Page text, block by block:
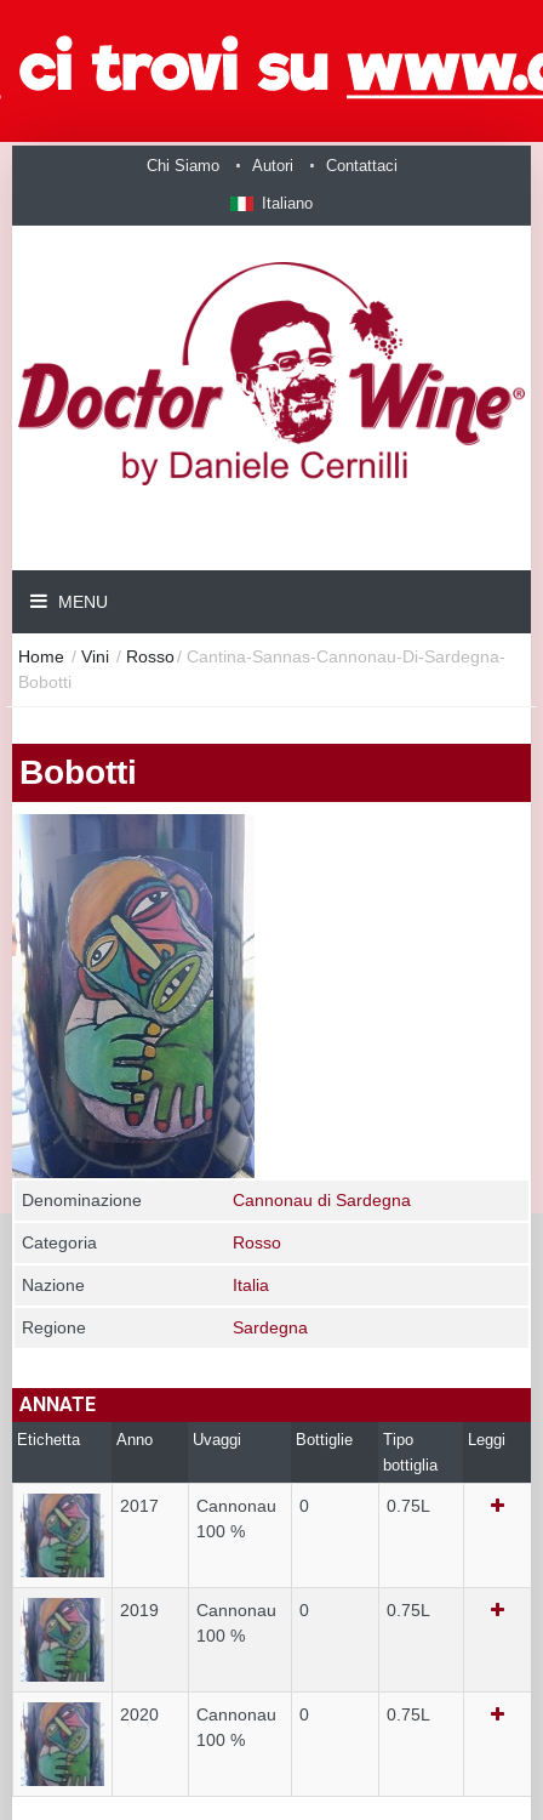
Chi Siamo Autori Contattaci
Italiano
MENU
Home / Vini / Rosso/ Cantina-Sannas-Cannonau-Di-Sardegna-
Bobotti
Bobotti
Denominazione Cannonau di Sardegna
Categoria Rosso
Nazione Italia
Regione Sardegna
ANNATE
Etichetta Anno Uvaggi Bottiglie
Tipo
bottiglia
Leggi
2017
Cannonau
100 %
0 0.75L
2019
Cannonau
100 %
0 0.75L
2020
Cannonau
100 %
0 0.75L